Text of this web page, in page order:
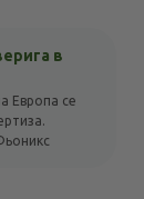
в
Европа се